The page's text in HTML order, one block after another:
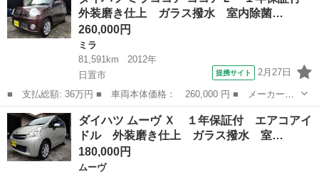
ＴＣ ブルートゥ...外装磨き仕上 ガラス撥水 室内除菌…
260,000円
ミラ
81,591km
2012年
日置市
提携サイト 2月27日
■ 支払総額: 36万円 ■ 車両本体価格： 260,000 円 ■ メーカー
名： ダイハツ ■ 車種名： ミラココア ■ グレード名： ココア
Ｌ １年保証付 外装磨き仕上 ガラス撥水 室内除菌クリーニング
済 ■ 排気量：...
鹿児島 日置市
ダイハツ ムーヴ Ｘ １年保証付 エアコアイ
ドル 外装磨き仕上 ガラス撥水 室…
180,000円
ムーヴ